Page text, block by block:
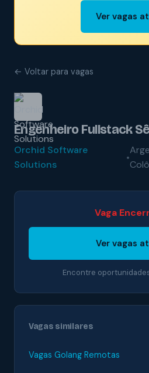
Ver vagas
← Voltar para vagas
Engenheiro Fullstack
Orchid Software
Solutions
•
Vaga
Ver vagas
Encontre
Vagas similares
Vagas Golang Remotas